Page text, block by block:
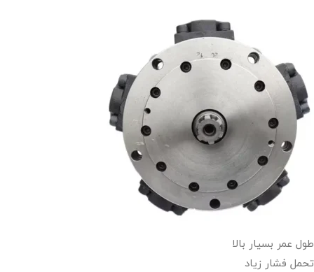
طول عمر بسیار بالا
تحمل فشار زیاد